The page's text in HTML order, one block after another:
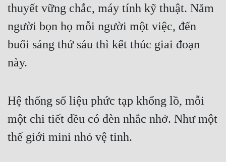
thuyết vững chắc, máy tính kỹ thuật. Năm
người bọn họ mỗi người một việc, đến
buổi sáng thứ sáu thì kết thúc giai đoạn
này.
Hệ thống số liệu phức tạp khổng lồ, mỗi
một chi tiết đều có đèn nhắc nhở. Như một
thế giới mini nhỏ vệ tinh.